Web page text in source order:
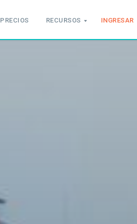
PRECIOS RECURSOS INGRESAR